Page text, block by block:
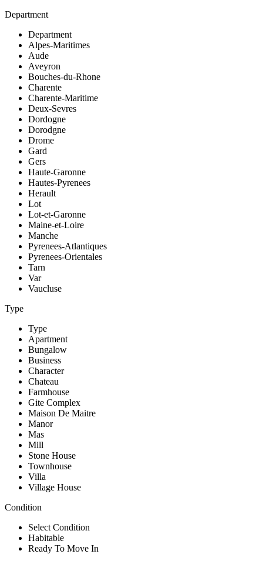
Department
Department
Alpes-Maritimes
Aude
Aveyron
Bouches-du-Rhone
Charente
Charente-Maritime
Deux-Sevres
Dordogne
Dorodgne
Drome
Gard
Gers
Haute-Garonne
Hautes-Pyrenees
Herault
Lot
Lot-et-Garonne
Maine-et-Loire
Manche
Pyrenees-Atlantiques
Pyrenees-Orientales
Tarn
Var
Vaucluse
Type
Type
Apartment
Bungalow
Business
Character
Chateau
Farmhouse
Gite Complex
Maison De Maitre
Manor
Mas
Mill
Stone House
Townhouse
Villa
Village House
Condition
Select Condition
Habitable
Ready To Move In